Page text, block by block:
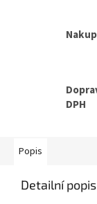
DPH
Popis
Detailní